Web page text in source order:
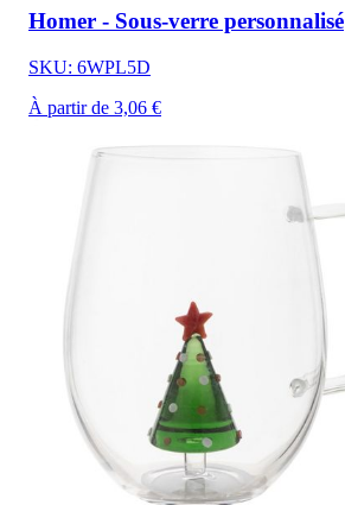
Homer - Sous-verre personnalisé
SKU: 6WPL5D
À partir de 3,06 €